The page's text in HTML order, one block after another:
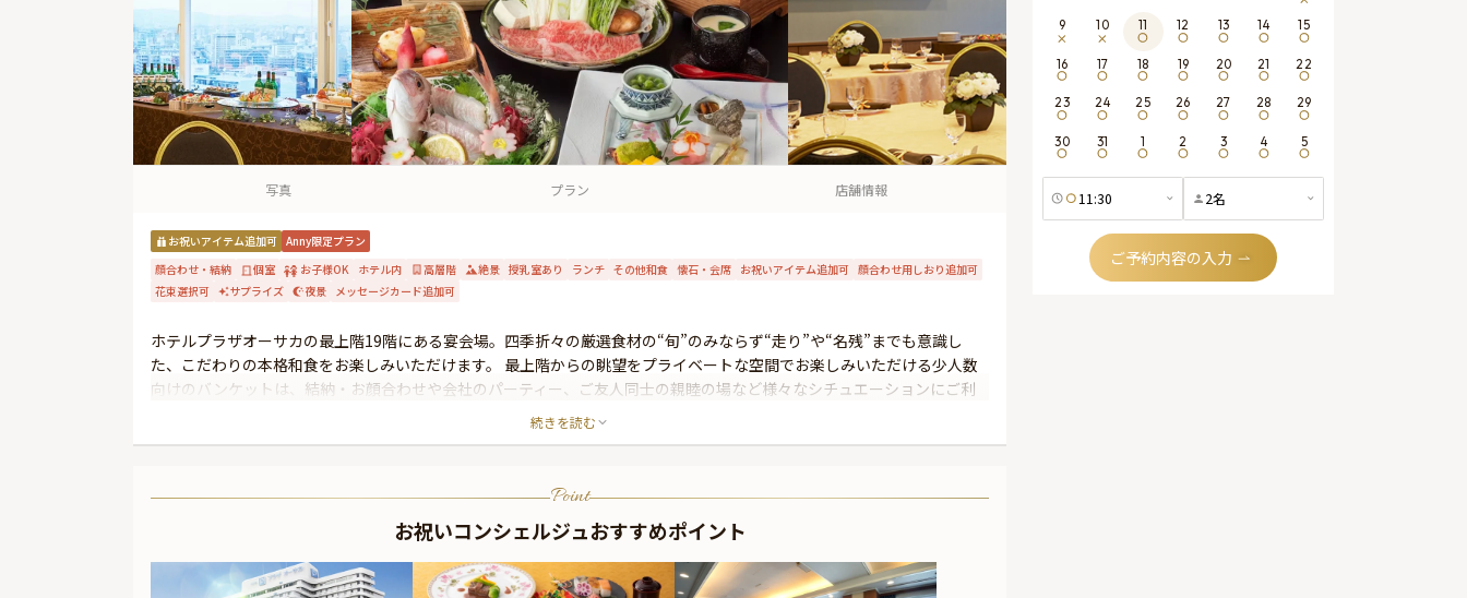
よくあるご質問
お問い合わせ
写真 プラン 店舗情報
お祝いアイテム追加可 Anny限定プラン
顔合わせ・結納
個室 お子様OK ホテル内 高層階 絶景 授乳室あり ランチ その他和食 懐石・会席 お祝いアイテム追加可 顔合わせ用しおり追加可
花束選択可
サプライズ 夜景 メッセージカード追加可
ホテルプラザオーサカの最上階19階にある宴会場。四季折々の厳選食材の“旬”のみならず“走り”や“名残”までも意識し
た、こだわりの本格和食をお楽しみいただけます。 最上階からの眺望をプライベートな空間でお楽しみいただける少人数
向けのバンケットは、結納・お顔合わせや会社のパーティー、ご友人同士の親睦の場など様々なシチュエーションにご利
用いただけます。 創業以来、大切に受け継いできた伝統の技とおもてなしの精神で、大切な記念の日をサポートさせてい
続きを読む
Point
お祝いコンシェルジュおすすめポイント
9 10 11 12 13 14 15
16 17 18 19 20 21 22
23 24 25 26 27 28 29
30 31 1 2 3 4 5
11:30 2名
ご予約内容の入力